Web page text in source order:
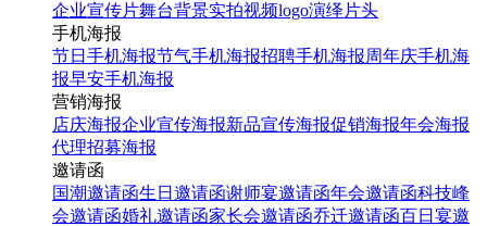
企业宣传片舞台背景实拍视频logo演绎 片头
手机海报
节日手机海报节气手机海报招聘手机海报周年庆手机海
报早安手机海报
营销海报
店庆海报企业宣传海报新品宣传海报促销海报年会海报
代理招募海报
邀请函
国潮邀请函生日邀请函谢师宴邀请函年会邀请函科技峰
会邀请函婚礼邀请函家长会邀请函乔迁邀请函百日宴邀